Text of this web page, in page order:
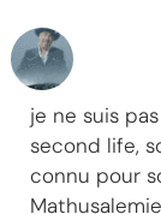
je ne suis
second life,
connu pour